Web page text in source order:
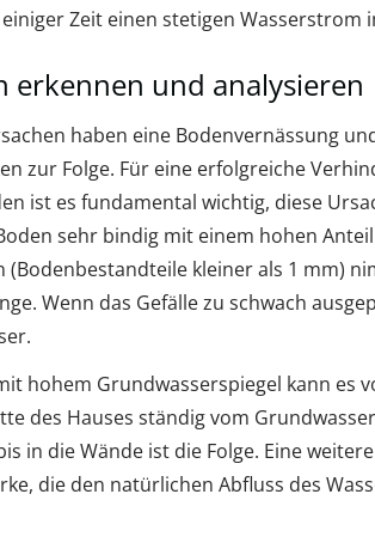
Zeit einen stetigen Wasserstrom
erkennen und analysieren
haben eine Bodenvernässung
zur Folge. Für eine erfolgreiche
ist es fundamental wichtig, diese
sehr bindig mit einem hohen
(Bodenbestandteile kleiner als 1 mm)
Wenn das Gefälle zu schwach
hohem Grundwasserspiegel kann es
des Hauses ständig vom
in die Wände ist die Folge. Eine
die den natürlichen Abfluss des